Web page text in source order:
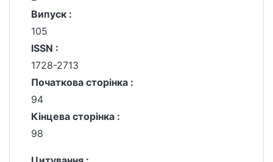
Випуск :
105
ISSN :
1728-2713
Початкова сторінка :
94
Кінцева сторінка :
98